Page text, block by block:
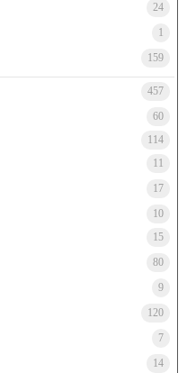
24
1
159
457
60
114
11
17
10
15
80
9
120
7
14